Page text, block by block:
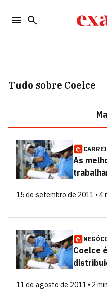
Tudo sobre Coelce
As
15 de setembro de 2011 • 4
Coelce
11 de agosto de 2011 • 2